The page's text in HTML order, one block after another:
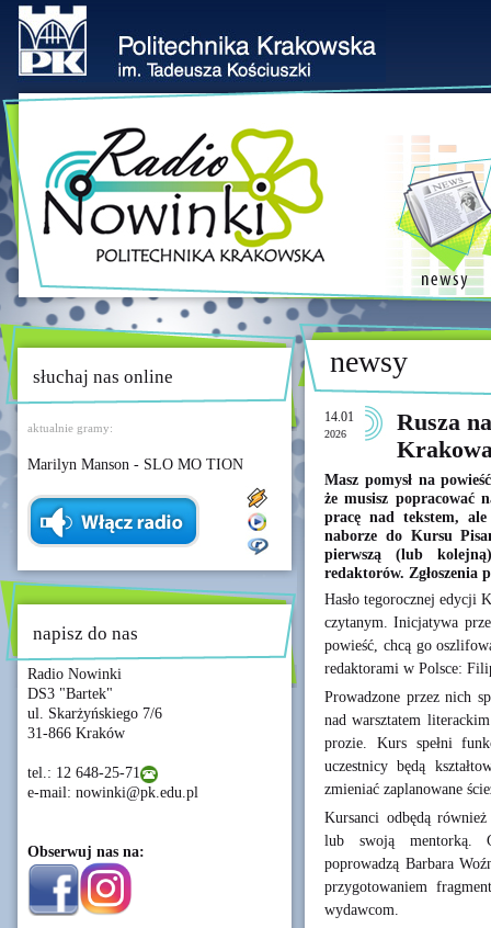
słuchaj nas online
aktualnie gramy:
Marilyn Manson - SLO MO TION
napisz do nas
Radio Nowinki
DS3 "Bartek"
ul. Skarżyńskiego 7/6
31-866 Kraków
tel.: 12 648-25-71
e-mail: nowinki@pk.edu.pl
Obserwuj nas na:
newsy
14.01
2026
Rusza
Masz pomysł na
że musisz popracować
pracę nad tekstem,
naborze do Kursu
pierwszą (lub
redaktorów. Zgłoszenia
Hasło tegorocznej edycji
czytanym. Inicjatywa
powieść, chcą go
redaktorami w Polsce:
Prowadzone przez nich
nad warsztatem
prozie. Kurs spełni
uczestnicy będą
zmieniać zaplanowane
Kursanci odbędą
lub swoją mentorką.
poprowadzą Barbara
przygotowaniem
wydawcom.